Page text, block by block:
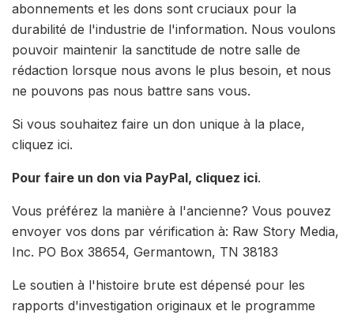
abonnements et les dons sont cruciaux pour la
durabilité de l'industrie de l'information. Nous voulons
pouvoir maintenir la sanctitude de notre salle de
rédaction lorsque nous avons le plus besoin, et nous
ne pouvons pas nous battre sans vous.
Si vous souhaitez faire un don unique à la place,
cliquez ici.
Pour faire un don via PayPal, cliquez ici.
Vous préférez la manière à l'ancienne? Vous pouvez
envoyer vos dons par vérification à: Raw Story Media,
Inc. PO Box 38654, Germantown, TN 38183
Le soutien à l'histoire brute est dépensé pour les
rapports d'investigation originaux et le programme